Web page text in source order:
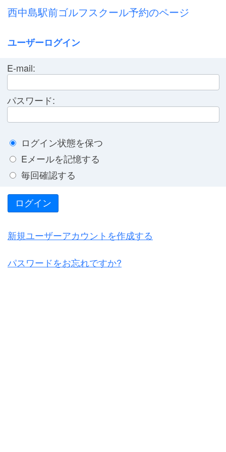
西中島駅前ゴルフスクール予約のページ
ユーザーログイン
E-mail:
パスワード:
ログイン状態を保つ
Eメールを記憶する
毎回確認する
ログイン
新規ユーザーアカウントを作成する
パスワードをお忘れですか?